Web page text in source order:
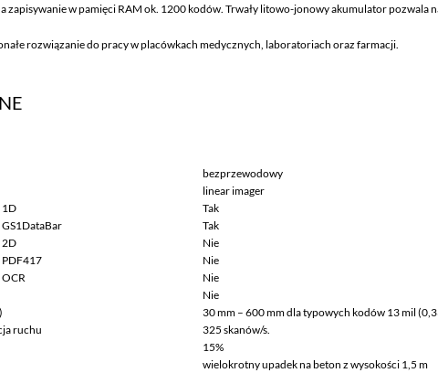
zapisywanie w pamięci RAM ok. 1200 kodów. Trwały litowo-jonowy akumulator pozwala
rozwiązanie do pracy w placówkach medycznych, laboratoriach oraz farmacji.
bezprzewodowy
linear imager
1D
Tak
Tak
2D
Nie
Nie
Nie
Nie
30 mm – 600 mm dla typowych kodów 13 mil
ruchu
325 skanów/s.
15%
wielokrotny upadek na beton z wysokości 1,5 m